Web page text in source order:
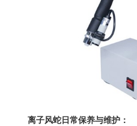
离子风蛇日常保养与维护：